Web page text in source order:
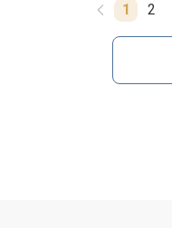
1 2